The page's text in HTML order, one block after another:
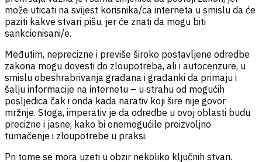
može uticati na svijest korisnika/ca interneta u smislu da će
paziti kakve stvari pišu, jer će znati da mogu biti
sankcionisani/e.
Međutim, neprecizne i previše široko postavljene odredbe
zakona mogu dovesti do zloupotreba, ali i autocenzure, u
smislu obeshrabrivanja građana i građanki da primaju i
šalju informacije na internetu – u strahu od mogućih
posljedica čak i onda kada narativ koji šire nije govor
mržnje. Stoga, imperativ je da odredbe u ovoj oblasti budu
precizne i jasne, kako bi onemogućile proizvoljno
tumačenje i zloupotrebe u praksi.
Pri tome se mora uzeti u obzir nekoliko ključnih stvari.